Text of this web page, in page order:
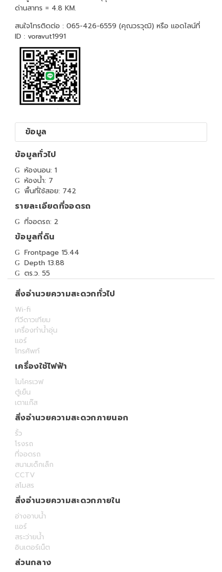
ด่านสาทร = 4.8 KM.
สนใจโทรติดต่อ : 065-426-6559 (คุณวรวุฒิ) หรือ แอดไลน์ที่
ID : voravut1991
ข้อมูล
ข้อมูลทั่วไป
ห้องนอน: 1
ห้องน้ำ: 7
พื้นที่ใช้สอย: 742
รายละเอียดที่จอดรถ
ที่จอดรถ: 2
ข้อมูลที่ดิน
Frontpage 15.44
Depth 13.88
ตร.ว. 55
สิ่งอำนวยความสะดวกทั่วไป
Wi-fi
ทีวีดาวเทียม
เครื่องทำน้ำอุ่น
แอร์
โทรศัพท์
เครื่องใช้ไฟฟ้า
ไมโครเวฟ
ตู้เย็น
เตาแก๊ส
สิ่งอำนวยความสะดวกภายนอก
รั้ว
โรงรถ
ที่จอดรถ
สนามเด็กเล็ก
CCTV
สโมสร
สิ่งอำนวยความสะดวกภายใน
อ่างอาบน้ำ
แอร์
สระว่ายน้ำ
อินเตอร์เน็ต
ส่วนกลาง